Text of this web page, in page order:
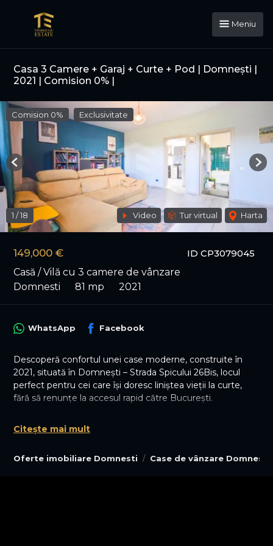
Meniu
Casa 3 Camere + Garaj + Curte + Pod | Domnești |
2021 | Comision 0% |
ID CP3079045
149,000 €
Casă / Vilă cu 3 camere de vânzare
Domnesti
81 mp 2021
Comision 0% Exclusivitate
1 /18 Video Tur virtual Harta
Previous
Oferte imobiliare Domnesti Case de vânzare Domnesti
WhatsApp Facebook
Descoperă confortul unei case moderne, construite în
2021, situată în Domnești – Strada Spicului 26Bis, locul
perfect pentru cei care își doresc liniștea vieții la curte,
fără să renunțe la accesul rapid către București.
de intrarea în București, prin Prelungirea Ghencea –
relaxare și conectivitate urbană.
Citește mai mult